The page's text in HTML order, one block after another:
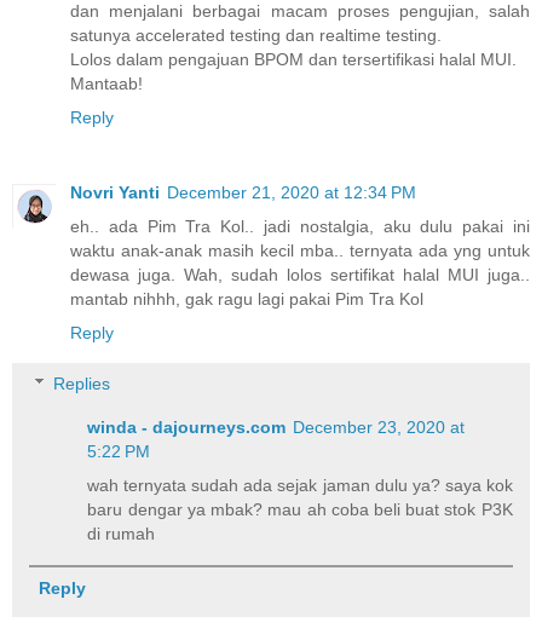
dan menjalani berbagai macam proses pengujian, salah
satunya accelerated testing dan realtime testing.
Lolos dalam pengajuan BPOM dan tersertifikasi halal MUI.
Mantaab!
Reply
Novri Yanti December 21, 2020 at 12:34 PM
eh.. ada Pim Tra Kol.. jadi nostalgia, aku dulu pakai ini
waktu anak-anak masih kecil mba.. ternyata ada yng untuk
dewasa juga. Wah, sudah lolos sertifikat halal MUI juga..
mantab nihhh, gak ragu lagi pakai Pim Tra Kol
Reply
Replies
winda - dajourneys.com December 23, 2020 at
5:22 PM
wah ternyata sudah ada sejak jaman dulu ya? saya kok
baru dengar ya mbak? mau ah coba beli buat stok P3K
di rumah
Reply